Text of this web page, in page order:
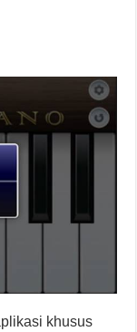
khusus